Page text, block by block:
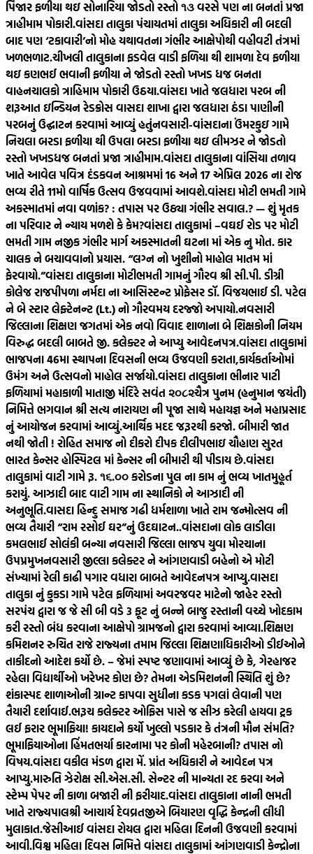
પિંજાર ફળીયા થઇ સોનારિયા જોડતો રસ્તો ૧૩ વરસે પણ ના બનતાં પ્રજા
ત્રાહીમામ પોકારી.વાંસદા તાલુકા પંચાયતમાં તાલુકા અધિકારી ની બદલી
બાદ પણ ‘ટકાવારી’નો મોહ યથાવતના ગંભીર આક્ષેપોથી વહીવટી તંત્રમાં
ખળભળાટ.ચીખલી તાલુકાના ફડવેલ વાડી ફળિયા થી શામળા દેવ ફળીયા
થઇ કણભઈ ભવાની ફળીયા ને જોડતો રસ્તો ખખડ ધજ બનતા
વાહનચાલકો ત્રાહિમામ પોકારી ઉઠયા.વાંસદા ખાતે જલધારા પરબ ની
શરૂઆત ઇન્ડિયન રેડક્રોસ વાસદા શાખા દ્વારા જલધારા ઠંડા પાણીની
પરબનું ઉદ્ઘાટન કરવામાં આવ્યું હતુંનવસારી-વાંસદાના ઉંમરકુઇ ગામે
નિચલા બરડા ફળીયા થી ઉપલા બરડા ફળીયા થઇ લીમઝર ને જોડતો
રસ્તો ખખડધજ બનતાં પ્રજા ત્રાહીમામ.વાંસદા તાલુકાના વાંસિયા તળાવ
ખાતે આવેલ પવિત્ર દંડકવન આશ્રમમાં 16 અને 17 એપ્રિલ 2026 ના રોજ
ભવ્ય રીતે 11મો વાર્ષિક ઉત્સવ ઉજવવામાં આવશે.વાંસદા મોટી ભમતી ગામે
અકસ્માતમાં નવા વળાંક? : તપાસ પર ઉઠ્યા ગંભીર સવાલ.? — શું મૃતક
ના પરિવાર ને ન્યાય મળશે કે કેમ?વાંસદા તાલુકામાં –વઘઈ રોડ પર મોટી
ભમતી ગામ નજીક ગંભીર માર્ગ અકસ્માતની ઘટના માં એક નુ મોત. કાર
ચાલક ને બચાવવાનો પ્રયાસ. “લગ્ન નો ખુશીનો માહોલ માતમ માં
ફેરવાયો.”વાંસદા તાલુકાના મોટીભમતી ગામનું ગૌરવ શ્રી સી.પી. ડીગ્રી
કોલેજ રાજપીપળા નર્મદા ના આસિસ્ટન્ટ પ્રોફેસર ડૉ. વિજયભાઈ ડી. પટેલ
ને બે સ્ટાર લેફ્ટેનન્ટ (Lt.) નો ગૌરવમય દરજ્જો અપાયો.નવસારી
જિલ્લાના શિક્ષણ જગતમાં એક નવો વિવાદ શાળાના બે શિક્ષકોની નિયમ
વિરુદ્ધ બદલી બાબતે જી. કલેક્ટર ને આપ્યુ આવેદનપત્ર.વાંસદા તાલુકામાં
ભાજપના 46મા સ્થાપના દિવસની ભવ્ય ઉજવણી કરાતા,કાર્યકર્તાઓમાં
ઉમંગ અને ઉત્સવનો માહોલ સર્જાયો.વાંસદા તાલુકાના ભીનાર પાટી
ફળિયામાં મહાકાળી માતાજી મંદિરે સવંત ‌‌૨૦૮૨ચૈત્ર‌ પુનમ (હનુમાન જયંતી)
નિમિત્તે ભગવાન શ્રી સત્ય નારાયણ ની પૂજા સાથે મહાયજ્ઞ અને મહાપ્રસાદ
નું આયોજન કરવામાં આવ્યું.આર્થિક મદદ જરૂરથી કરજો. બીમારી જાત
નથી જોતી ! રોહિત સમાજ નો દીકરો દીપક દીલીપભાઇ ચૌહાણ સુરત
ભારત કેન્સર હોસ્પિટલ માં કેન્સર ની બીમારી થી પીડાય છે.વાંસદા
તાલુકામાં વાટી ગામે રૂ. ૧૬.૦૦ કરોડના પુલ ના કામ નું ભવ્ય ખાતમુહૂર્ત
કરાયું. આઝાદી બાદ વાટી ગામ ના સ્થાનિકો ને આઝાદી ની
અનુભૂતિ.વાસદા હિન્દુ સમાજ ગઢી ધર્મશાળા ખાતે રામ જન્મોત્સવ ની
ભવ્ય તૈયારી “રામ રસોઈ ઘર”નું ઉદઘાટન..વાંસદાના લોક લાડીલા
કમલભાઈ સોલંકી બન્યા નવસારી જિલ્લા ભાજપ યુવા મોરચાના
ઉપપ્રમુખનવસારી જીલ્લા કલેક્ટર ને આંગણવાડી બહેનો એ મોટી
સંખ્યામાં રેલી કાઢી પગાર વધારા બાબતે આવેદનપત્ર આપ્યુ.વાસદા
તાલુકા નું કુકડા ગામે પટેલ ફળિયામાં અવરજવર માટેનો જાહેર રસ્તો
સરપંચ દ્વારા જ જે સી બી વડે 3 ફૂટ નું બન્ને બાજુ રસ્તાની વચ્ચે ખોદકામ
કરી રસ્તો બંધ કરવાના આક્ષેપો ગ્રામજનો દ્વારા કરવામાં આવ્યા.શિક્ષણ
કમિશનર રુચિત રાજે રાજ્યના તમામ જિલ્લા શિક્ષણાધિકારીઓ ડીઈઓને
તાકીદનો આદેશ કર્યો છે. – જેમાં સ્પષ્ટ જણાવામાં આવ્યું છે કે, ગેરહાજર
રહેલા વિદ્યાર્થીઓ ખરેખર કોણ છે? તેમના એડમિશનની સ્થિતિ શું છે?
શંકાસ્પદ શાળાઓની ગ્રાન્ટ કાપવા સુધીના કડક પગલાં લેવાની પણ
તૈયારી દર્શાવાઈ.ભરૂચ કલેક્ટર ઓફિસ પાસે જ સીઝ કરેલી હાયવા ટ્રક
લઈ ફરાર ભૂમાફિયા! કાયદાને કર્યો ખુલ્લો પડકાર કે તંત્રની મૌન સંમતિ?
ભૂમાફિયાઓના હિંમતભર્યા કારનામા પર કોની મહેરબાની? તપાસ નો
વિષય.વાંસદા વકીલ મંડળ દ્વારા મેં. પ્રાંત અધિકારી ને આવેદન પત્ર
આપ્યુ.મારુતિ ઝેરોક્ષ સી.એસ.સી. સેન્ટર ની માન્યતા રદ કરવા અને
સ્ટેમ્પ પેપર ની કાળા બજારી ની ફરીયાદ.વાંસદા તાલુકાના નાની ભમતી
ખાતે રાજ્યપાલશ્રી આચાર્ય દેવવ્રતજીએ બિયારણ વૃદ્ધિ કેન્દ્રની લીધી
મુલાકાત.જેસીઆઈ વાંસદા રોયલ દ્વારા મહિલા દિનની ઉજવણી કરવામાં
આવી.વિશ્વ મહિલા દિવસ નિમિત્તે વાંસદા તાલુકામાં આંગણવાડી કેન્દ્રોના